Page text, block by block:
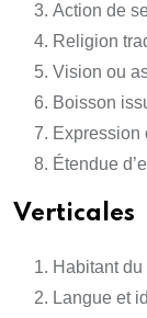
Action de
Religion
Vision ou
Boisson
Expression
Étendue
Verticales
Habitant du
Langue et